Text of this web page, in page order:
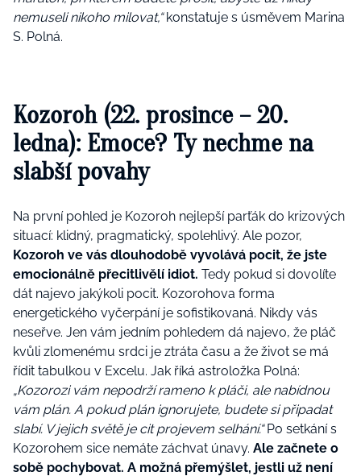
nemuseli nikoho milovat,“konstatuje s úsměvem Marina
S. Polná.
Kozoroh (22. prosince – 20.
ledna): Emoce? Ty nechme na
slabší povahy
Na první pohled je Kozoroh nejlepší parťák do krizových
situací: klidný, pragmatický, spolehlivý. Ale pozor,
Kozoroh ve vás dlouhodobě vyvolává pocit, že jste
emocionálně přecitlivělí idiot. Tedy pokud si dovolíte
dát najevo jakýkoli pocit. Kozorohova forma
energetického vyčerpání je sofistikovaná. Nikdy vás
neseřve. Jen vám jedním pohledem dá najevo, že pláč
kvůli zlomenému srdci je ztráta času a že život se má
řídit tabulkou v Excelu. Jak říká astroložka Polná:
„Kozorozi vám nepodrží rameno k pláči, ale nabídnou
vám plán. A pokud plán ignorujete, budete si připadat
slabí. V jejich světě je cit projevem selhání.“Po setkání s
Kozorohem sice nemáte záchvat únavy. Ale začnete o
sobě pochybovat. A možná přemýšlet, jestli už není